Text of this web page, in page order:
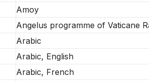
Amoy
Angelus programme of Vaticane
Arabic
Arabic, English
Arabic, French